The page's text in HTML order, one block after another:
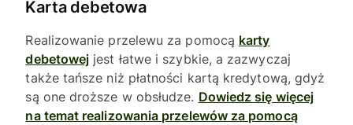
Karta debetowa
Realizowanie przelewu za pomocą karty
debetowej jest łatwe i szybkie, a zazwyczaj
także tańsze niż płatności kartą kredytową, gdyż
są one droższe w obsłudze. Dowiedz się więcej
na temat realizowania przelewów za pomocą